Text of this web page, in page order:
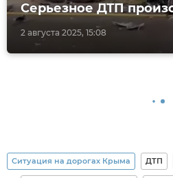
2 августа 2025, 15:08
Серьезное ДТП
Ситуация на дорогах Крыма ДТП